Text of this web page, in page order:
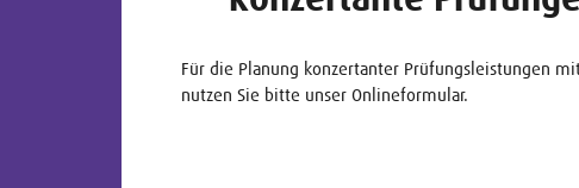
Für die Planung konzertanter Prüfungsleistungen
nutzen Sie bitte unser Onlineformular.